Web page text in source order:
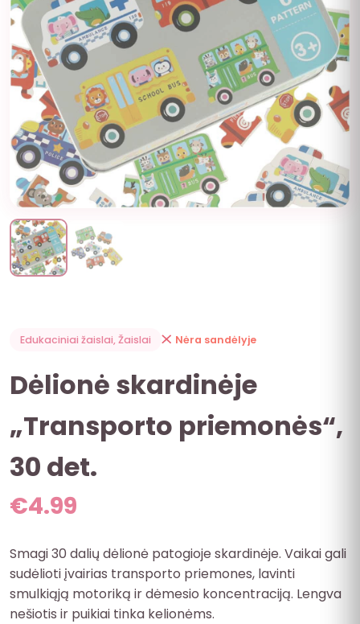
Edukaciniai žaislai,Žaislai Nėra sandėlyje
Dėlionė skardinėje
„Transporto priemonės“,
30 det.
€4.99
Smagi 30 dalių dėlionė patogioje skardinėje. Vaikai gali
sudėlioti įvairias transporto priemones, lavinti
smulkiąją motoriką ir dėmesio koncentraciją. Lengva
nešiotis ir puikiai tinka kelionėms.